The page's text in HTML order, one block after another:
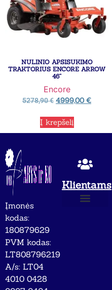
NULINIO APSISUKIMO
TRAKTORIUS ENCORE ARROW
46”
Encore
5278,90€ 4999,00€
Į krepšelį
Įmonės
kodas:
180879629
PVM kodas:
LT808796219
A/s: LT04
4010 0428
Klientams